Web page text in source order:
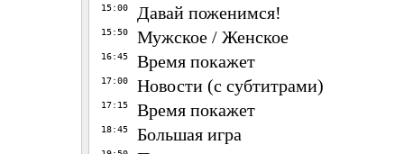
15:00 Давай поженимся!
15:50 Мужское / Женское
16:45 Время покажет
17:00 Новости (с субтитрами)
17:15 Время покажет
18:45 Большая игра